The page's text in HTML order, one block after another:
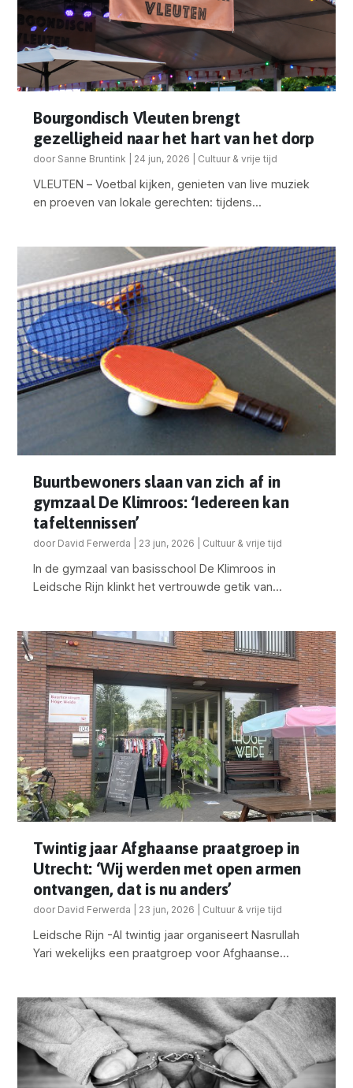
Bourgondisch Vleuten brengt
gezelligheid naar het hart van het dorp
door Sanne Bruntink 24 jun, 2026 Cultuur & vrije tijd
VLEUTEN – Voetbal kijken, genieten van live muziek
en proeven van lokale gerechten: tijdens...
Buurtbewoners slaan van zich af in
gymzaal De Klimroos: ‘Iedereen kan
tafeltennissen’
door David Ferwerda 23 jun, 2026 Cultuur & vrije tijd
In de gymzaal van basisschool De Klimroos in
Leidsche Rijn klinkt het vertrouwde getik van...
Twintig jaar Afghaanse praatgroep in
Utrecht: ‘Wij werden met open armen
ontvangen, dat is nu anders’
door David Ferwerda 23 jun, 2026 Cultuur & vrije tijd
Leidsche Rijn -Al twintig jaar organiseert Nasrullah
Yari wekelijks een praatgroep voor Afghaanse...